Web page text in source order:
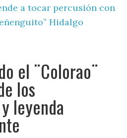
a tocar percusión con
Hidalgo
el ¨Colorao¨
los
leyenda